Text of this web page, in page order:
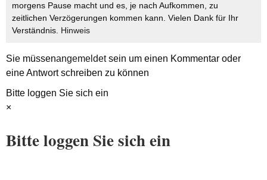
morgens Pause macht und es, je nach Aufkommen, zu
zeitlichen Verzögerungen kommen kann. Vielen Dank für Ihr
Verständnis. Hinweis
Sie müssenangemeldetsein um einen Kommentar oder
eine Antwort schreiben zu können
Bitte loggen Sie sich ein
×
Bitte loggen Sie sich ein